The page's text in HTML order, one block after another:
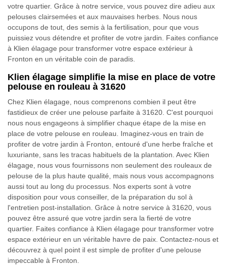
votre quartier. Grâce à notre service, vous pouvez dire adieu aux
pelouses clairsemées et aux mauvaises herbes. Nous nous
occupons de tout, des semis à la fertilisation, pour que vous
puissiez vous détendre et profiter de votre jardin. Faites confiance
à Klien élagage pour transformer votre espace extérieur à
Fronton en un véritable coin de paradis.
Klien élagage simplifie la mise en place de votre
pelouse en rouleau à 31620
Chez Klien élagage, nous comprenons combien il peut être
fastidieux de créer une pelouse parfaite à 31620. C'est pourquoi
nous nous engageons à simplifier chaque étape de la mise en
place de votre pelouse en rouleau. Imaginez-vous en train de
profiter de votre jardin à Fronton, entouré d'une herbe fraîche et
luxuriante, sans les tracas habituels de la plantation. Avec Klien
élagage, nous vous fournissons non seulement des rouleaux de
pelouse de la plus haute qualité, mais nous vous accompagnons
aussi tout au long du processus. Nos experts sont à votre
disposition pour vous conseiller, de la préparation du sol à
l'entretien post-installation. Grâce à notre service à 31620, vous
pouvez être assuré que votre jardin sera la fierté de votre
quartier. Faites confiance à Klien élagage pour transformer votre
espace extérieur en un véritable havre de paix. Contactez-nous et
découvrez à quel point il est simple de profiter d'une pelouse
impeccable à Fronton.